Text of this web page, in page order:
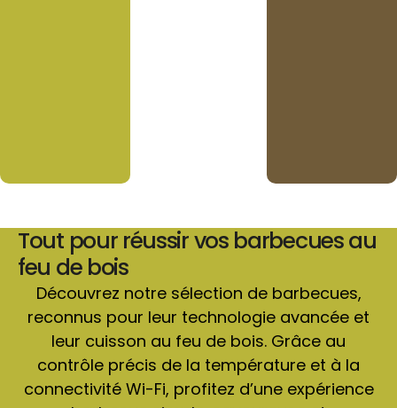
Tout pour réussir vos barbecues au
feu de bois
Découvrez notre sélection de barbecues,
reconnus pour leur technologie avancée et
leur cuisson au feu de bois. Grâce au
contrôle précis de la température et à la
connectivité Wi-Fi, profitez d’une expérience